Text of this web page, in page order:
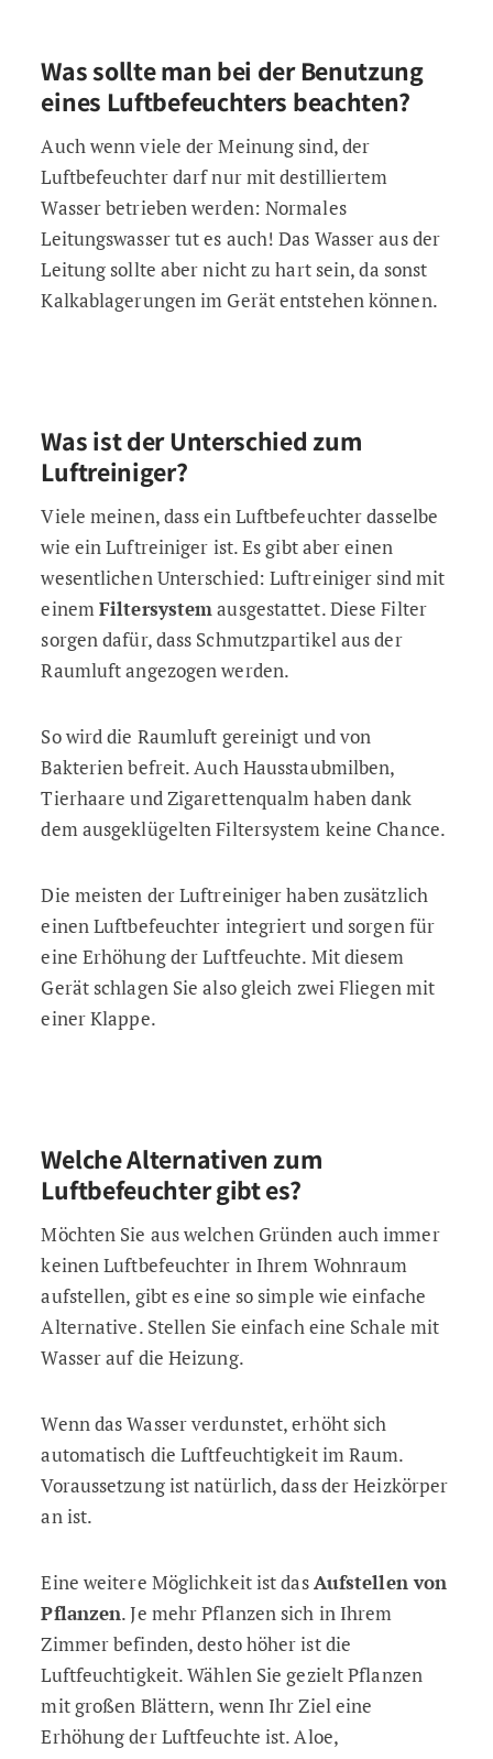
Was sollte man bei der Benutzung
eines Luftbefeuchters beachten?
Auch wenn viele der Meinung sind, der
Luftbefeuchter darf nur mit destilliertem
Wasser betrieben werden: Normales
Leitungswasser tut es auch! Das Wasser aus der
Leitung sollte aber nicht zu hart sein, da sonst
Kalkablagerungen im Gerät entstehen können.
Was ist der Unterschied zum
Luftreiniger?
Viele meinen, dass ein Luftbefeuchter dasselbe
wie ein Luftreiniger ist. Es gibt aber einen
wesentlichen Unterschied: Luftreiniger sind mit
einemFiltersystemausgestattet. Diese Filter
sorgen dafür, dass Schmutzpartikel aus der
Raumluft angezogen werden.
So wird die Raumluft gereinigt und von
Bakterien befreit. Auch Hausstaubmilben,
Tierhaare und Zigarettenqualm haben dank
dem ausgeklügelten Filtersystem keine Chance.
Die meisten der Luftreiniger haben zusätzlich
einen Luftbefeuchter integriert und sorgen für
eine Erhöhung der Luftfeuchte. Mit diesem
Gerät schlagen Sie also gleich zwei Fliegen mit
einer Klappe.
Welche Alternativen zum
Luftbefeuchter gibt es?
Möchten Sie aus welchen Gründen auch immer
keinen Luftbefeuchter in Ihrem Wohnraum
aufstellen, gibt es eine so simple wie einfache
Alternative. Stellen Sie einfach eine Schale mit
Wasser auf die Heizung.
Wenn das Wasser verdunstet, erhöht sich
automatisch die Luftfeuchtigkeit im Raum.
Voraussetzung ist natürlich, dass der Heizkörper
an ist.
Eine weitere Möglichkeit ist dasAufstellen von
Pflanzen. Je mehr Pflanzen sich in Ihrem
Zimmer befinden, desto höher ist die
Luftfeuchtigkeit. Wählen Sie gezielt Pflanzen
mit großen Blättern, wenn Ihr Ziel eine
Erhöhung der Luftfeuchte ist. Aloe,